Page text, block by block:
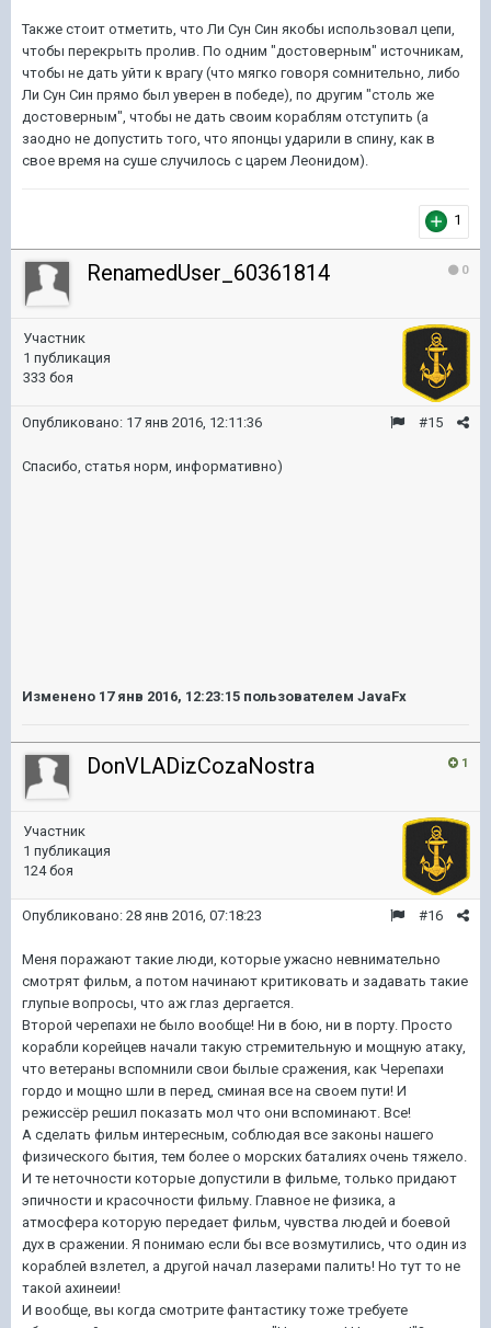
Также стоит отметить, что Ли Сун Син якобы использовал цепи,
чтобы перекрыть пролив. По одним "достоверным" источникам,
чтобы не дать уйти к врагу (что мягко говоря сомнительно, либо
Ли Сун Син прямо был уверен в победе), по другим "столь же
достоверным", чтобы не дать своим кораблям отступить (а
заодно не допустить того, что японцы ударили в спину, как в
свое время на суше случилось с царем Леонидом).
1
0
RenamedUser_60361814
Участник
1 публикация
333 боя
#15
Опубликовано: 17 янв 2016, 12:11:36
Спасибо, статья норм, информативно)
Изменено 17 янв 2016, 12:23:15 пользователем JavaFx
1
DonVLADizCozaNostra
Участник
1 публикация
124 боя
#16
Опубликовано: 28 янв 2016, 07:18:23
Меня поражают такие люди, которые ужасно невнимательно
смотрят фильм, а потом начинают критиковать и задавать такие
глупые вопросы, что аж глаз дергается.
Второй черепахи не было вообще! Ни в бою, ни в порту. Просто
корабли корейцев начали такую стремительную и мощную атаку,
что ветераны вспомнили свои былые сражения, как Черепахи
гордо и мощно шли в перед, сминая все на своем пути! И
режиссёр решил показать мол что они вспоминают. Все!
А сделать фильм интересным, соблюдая все законы нашего
физического бытия, тем более о морских баталиях очень тяжело.
И те неточности которые допустили в фильме, только придают
эпичности и красочности фильму. Главное не физика, а
атмосфера которую передает фильм, чувства людей и боевой
дух в сражении. Я понимаю если бы все возмутились, что один из
кораблей взлетел, а другой начал лазерами палить! Но тут то не
такой ахинеии!
И вообще, вы когда смотрите фантастику тоже требуете